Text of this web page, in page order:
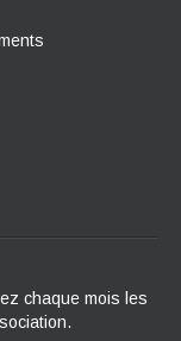
chaque mois les